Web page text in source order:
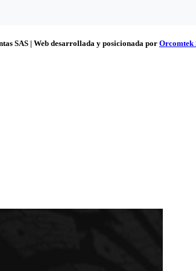
SAS | Web desarrollada y posicionada por Orcomtek